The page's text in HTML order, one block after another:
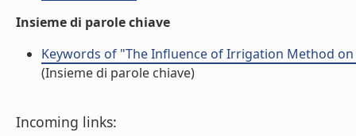
Insieme di parole chiave
Keywords of "The Influence of Irrigation Method
(Insieme di parole chiave)
Incoming links: